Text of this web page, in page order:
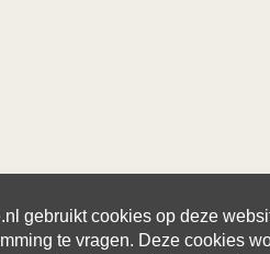
gebruikt cookies op deze
te vragen. Deze cookies